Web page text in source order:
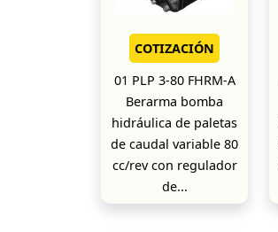
COTIZACIÓN
01 PLP 3-80 FHRM-A
Berarma bomba
hidráulica de paletas
de caudal variable 80
cc/rev con regulador
de...